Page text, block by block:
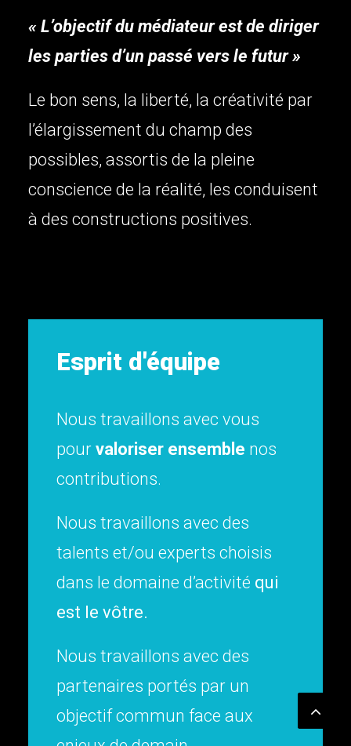
« L’objectif du médiateur est de diriger
les parties d’un passé vers le futur »
Le bon sens, la liberté, la créativité par
l’élargissement du champ des
possibles, assortis de la pleine
conscience de la réalité, les conduisent
à des constructions positives.
avec vous
ensemblenos
avec des
experts choisis
d’activité qui
avec des
par un
face aux
est de
Notre goût